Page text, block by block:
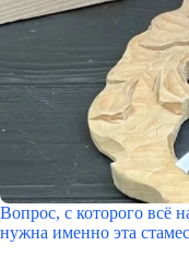
Вопрос, с которого всё
нужна именно эта